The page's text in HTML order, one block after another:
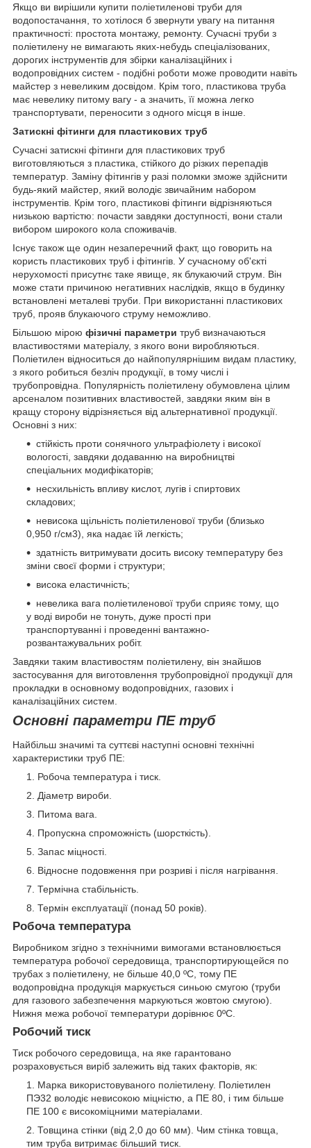
Якщо ви вирішили купити поліетиленові труби для
водопостачання, то хотілося б звернути увагу на питання
практичності: простота монтажу, ремонту. Сучасні труби з
поліетилену не вимагають яких-небудь спеціалізованих,
дорогих інструментів для збірки каналізаційних і
водопровідних систем - подібні роботи може проводити навіть
майстер з невеликим досвідом. Крім того, пластикова труба
має невелику питому вагу - а значить, її можна легко
транспортувати, переносити з одного місця в інше.
Затискні фітинги для пластикових труб
Сучасні затискні фітинги для пластикових труб
виготовляються з пластика, стійкого до різких перепадів
температур. Заміну фітингів у разі поломки зможе здійснити
будь-який майстер, який володіє звичайним набором
інструментів. Крім того, пластикові фітинги відрізняються
низькою вартістю: почасти завдяки доступності, вони стали
вибором широкого кола споживачів.
Існує також ще один незаперечний факт, що говорить на
користь пластикових труб і фітингів. У сучасному об'єкті
нерухомості присутнє таке явище, як блукаючий струм. Він
може стати причиною негативних наслідків, якщо в будинку
встановлені металеві труби. При використанні пластикових
труб, прояв блукаючого струму неможливо.
Більшою мірою фізичні параметри труб визначаються
властивостями матеріалу, з якого вони виробляються.
Поліетилен відноситься до найпопулярнішим видам пластику,
з якого робиться безліч продукції, в тому числі і
трубопровідна. Популярність поліетилену обумовлена цілим
арсеналом позитивних властивостей, завдяки яким він в
кращу сторону відрізняється від альтернативної продукції.
Основні з них:
стійкість проти сонячного ультрафіолету і високої
вологості, завдяки додаванню на виробництві
спеціальних модифікаторів;
несхильність впливу кислот, лугів і спиртових
складових;
невисока щільність поліетиленової труби (близько
0,950 г/см3), яка надає їй легкість;
здатність витримувати досить високу температуру без
зміни своєї форми і структури;
висока еластичність;
невелика вага поліетиленової труби сприяє тому, що
у воді вироби не тонуть, дуже прості при
транспортуванні і проведенні вантажно-
розвантажувальних робіт.
Завдяки таким властивостям поліетилену, він знайшов
застосування для виготовлення трубопровідної продукції для
прокладки в основному водопровідних, газових і
каналізаційних систем.
Основні параметри ПЕ труб
Найбільш значимі та суттєві наступні основні технічні
характеристики труб ПЕ:
Робоча температура і тиск.
Діаметр вироби.
Питома вага.
Пропускна спроможність (шорсткість).
Запас міцності.
Відносне подовження при розриві і після нагрівання.
Термічна стабільність.
Термін експлуатації (понад 50 років).
Робоча температура
Виробником згідно з технічними вимогами встановлюється
температура робочої середовища, транспортирующейся по
трубах з поліетилену, не більше 40,0 ºС, тому ПЕ
водопровідна продукція маркується синьою смугою (труби
для газового забезпечення маркуються жовтою смугою).
Нижня межа робочої температури дорівнює 0ºС.
Робочий тиск
Тиск робочого середовища, на яке гарантовано
розраховується виріб залежить від таких факторів, як:
Марка використовуваного поліетилену. Поліетилен
ПЭ32 володіє невисокою міцністю, а ПЕ 80, і тим більше
ПЕ 100 є високоміцними матеріалами.
Товщина стінки (від 2,0 до 60 мм). Чим стінка товща,
тим труба витримає більший тиск.